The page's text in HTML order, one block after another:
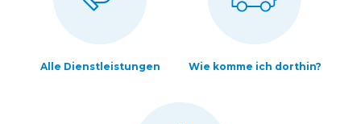
Alle Dienstleistungen Wie komme ich dorthin?